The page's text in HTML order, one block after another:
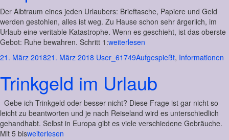
Der Albtraum eines jeden Urlaubers: Brieftasche, Papiere und Geld
werden gestohlen, alles ist weg. Zu Hause schon sehr ärgerlich, im
Urlaub eine veritable Katastrophe. Wenn es geschieht, ist das oberste
Gebot: Ruhe bewahren. Schritt 1:weiterlesen
21. März 201821. März 2018 User_61749Aufgespießt, Informationen
Trinkgeld im Urlaub
Gebe ich Trinkgeld oder besser nicht? Diese Frage ist gar nicht so
leicht zu beantworten und je nach Reiseland wird es unterschiedlich
gehandhabt. Selbst in Europa gibt es viele verschiedene Gebräuche.
Mit 5 bisweiterlesen